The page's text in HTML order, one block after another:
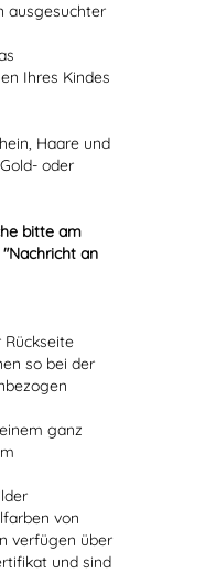
ausgesuchter
Ihres Kindes
Haare und
oder
bitte am
an
Rückseite
so bei der
ganz
von
verfügen über
und sind